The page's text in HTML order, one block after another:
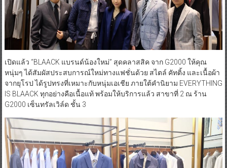
เปิดแล้ว “BLAACK แบรนด์น้องใหม่” สุดคลาสสิค จาก G2000 ให้คุณ
หนุ่มๆ ได้สัมผัสประสบการณ์ใหม่ทางแฟชั่นด้วย สไตล์ คัทติ้ง และเนื้อผ้า
จากยุโรป ได้รูปทรงที่เหมาะกับหนุ่มเอเชีย ภายใต้คำนิยาม EVERYTHING
IS BLAACK ทุกอย่างคือเนื้อแท้ พร้อมให้บริการแล้ว สาขาที่ 2 ณ ร้าน
G2000 เซ็นทรัลเวิล์ด ชั้น 3